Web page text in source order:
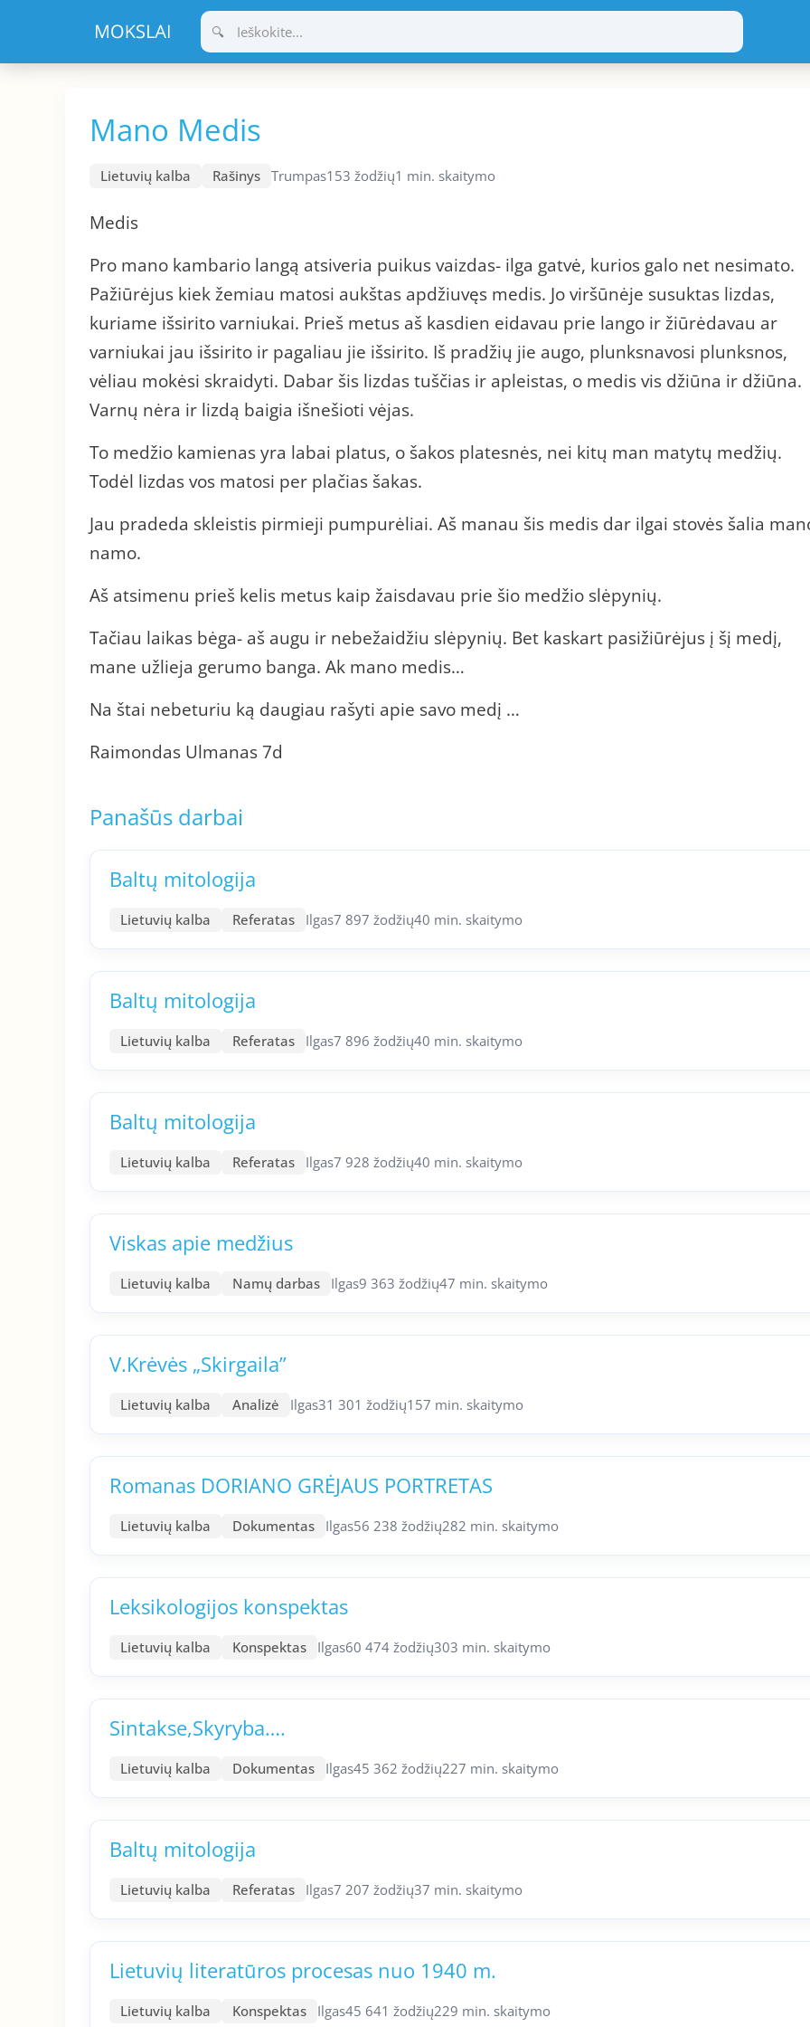
turinio
Mano Medis
Lietuvių kalba Rašinys Trumpas153 žodžių1 min. skaitymo
Medis
Pro mano kambario langą atsiveria puikus vaizdas- ilga gatvė, kurios galo net nesimato.
Pažiūrėjus kiek žemiau matosi aukštas apdžiuvęs medis. Jo viršūnėje susuktas lizdas,
kuriame išsirito varniukai. Prieš metus aš kasdien eidavau prie lango ir žiūrėdavau ar
varniukai jau išsirito ir pagaliau jie išsirito. Iš pradžių jie augo, plunksnavosi plunksnos,
vėliau mokėsi skraidyti. Dabar šis lizdas tuščias ir apleistas, o medis vis džiūna ir džiūna.
Varnų nėra ir lizdą baigia išnešioti vėjas.
To medžio kamienas yra labai platus, o šakos platesnės, nei kitų man matytų medžių.
Todėl lizdas vos matosi per plačias šakas.
Jau pradeda skleistis pirmieji pumpurėliai. Aš manau šis medis dar ilgai stovės šalia
namo.
Aš atsimenu prieš kelis metus kaip žaisdavau prie šio medžio slėpynių.
Tačiau laikas bėga- aš augu ir nebežaidžiu slėpynių. Bet kaskart pasižiūrėjus į šį medį,
mane užlieja gerumo banga. Ak mano medis…
Na štai nebeturiu ką daugiau rašyti apie savo medį …
Raimondas Ulmanas 7d
Panašūs darbai
Baltų mitologija
Lietuvių kalba Referatas Ilgas7 897 žodžių40 min. skaitymo
Baltų mitologija
Lietuvių kalba Referatas Ilgas7 896 žodžių40 min. skaitymo
Baltų mitologija
Lietuvių kalba Referatas Ilgas7 928 žodžių40 min. skaitymo
Viskas apie medžius
Lietuvių kalba Namų darbas Ilgas9 363 žodžių47 min. skaitymo
V.Krėvės „Skirgaila”
Lietuvių kalba Analizė Ilgas31 301 žodžių157 min. skaitymo
Romanas DORIANO GRĖJAUS PORTRETAS
Lietuvių kalba Dokumentas Ilgas56 238 žodžių282 min. skaitymo
Leksikologijos konspektas
Lietuvių kalba Konspektas Ilgas60 474 žodžių303 min. skaitymo
Sintakse,Skyryba….
Lietuvių kalba Dokumentas Ilgas45 362 žodžių227 min. skaitymo
Baltų mitologija
Lietuvių kalba Referatas Ilgas7 207 žodžių37 min. skaitymo
Lietuvių literatūros procesas nuo 1940 m.
Lietuvių kalba Konspektas Ilgas45 641 žodžių229 min. skaitymo